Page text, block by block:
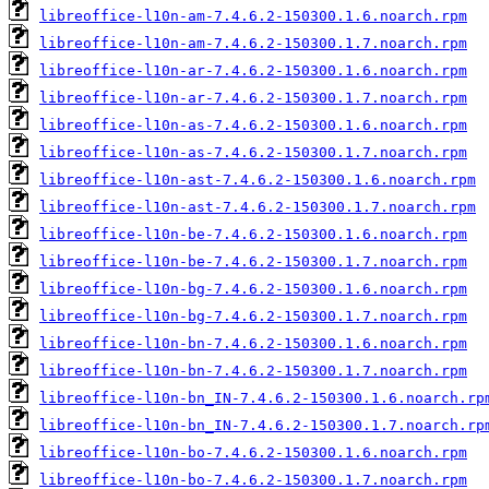
libreoffice-l10n-am-7.4.6.2-150300.1.6.noarch.rpm
libreoffice-l10n-am-7.4.6.2-150300.1.7.noarch.rpm
libreoffice-l10n-ar-7.4.6.2-150300.1.6.noarch.rpm
libreoffice-l10n-ar-7.4.6.2-150300.1.7.noarch.rpm
libreoffice-l10n-as-7.4.6.2-150300.1.6.noarch.rpm
libreoffice-l10n-as-7.4.6.2-150300.1.7.noarch.rpm
libreoffice-l10n-ast-7.4.6.2-150300.1.6.noarch.rpm
libreoffice-l10n-ast-7.4.6.2-150300.1.7.noarch.rpm
libreoffice-l10n-be-7.4.6.2-150300.1.6.noarch.rpm
libreoffice-l10n-be-7.4.6.2-150300.1.7.noarch.rpm
libreoffice-l10n-bg-7.4.6.2-150300.1.6.noarch.rpm
libreoffice-l10n-bg-7.4.6.2-150300.1.7.noarch.rpm
libreoffice-l10n-bn-7.4.6.2-150300.1.6.noarch.rpm
libreoffice-l10n-bn-7.4.6.2-150300.1.7.noarch.rpm
libreoffice-l10n-bn_IN-7.4.6.2-
libreoffice-l10n-bn_IN-7.4.6.2-
libreoffice-l10n-bo-7.4.6.2-150300.1.6.noarch.rpm
libreoffice-l10n-bo-7.4.6.2-150300.1.7.noarch.rpm